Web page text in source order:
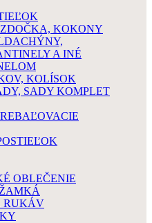
KOKONY
A INÉ
KOLÍSOK
SADY KOMPLET
OBLEČENIE
RUKÁV